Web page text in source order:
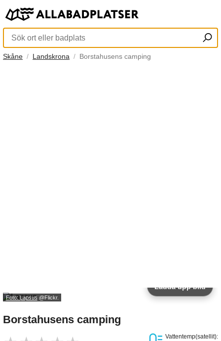
Skåne Landskrona Borstahusens camping
Foto: Lapsus @Flickr.
Ladda upp bild
Borstahusens camping
Vattentemp(satellit):